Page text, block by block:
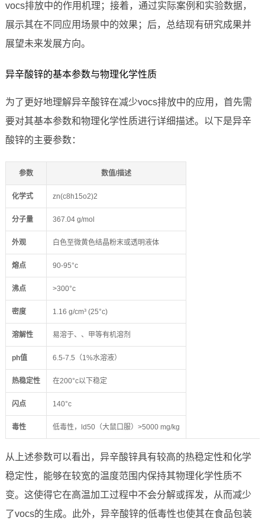
vocs排放中的作用机理；接着，通过实际案例和实验数据，
展示其在不同应用场景中的效果；后，总结现有研究成果并
展望未来发展方向。
异辛酸锌的基本参数与物理化学性质
为了更好地理解异辛酸锌在减少vocs排放中的应用，首先需
要对其基本参数和物理化学性质进行详细描述。以下是异辛
酸锌的主要参数：
参数 数值/描述
化学式 zn(c8h15o2)2
分子量 367.04 g/mol
外观 白色至微黄色结晶粉末或透明液体
熔点 90-95°c
沸点 >300°c
密度 1.16 g/cm³ (25°c)
溶解性 易溶于、、甲等有机溶剂
ph值 6.5-7.5（1%水溶液）
热稳定性 在200°c以下稳定
闪点 140°c
毒性 低毒性，ld50（大鼠口服）>5000 mg/kg
从上述参数可以看出，异辛酸锌具有较高的热稳定性和化学
稳定性，能够在较宽的温度范围内保持其物理化学性质不
变。这使得它在高温加工过程中不会分解或挥发，从而减少
了vocs的生成。此外，异辛酸锌的低毒性也使其在食品包装